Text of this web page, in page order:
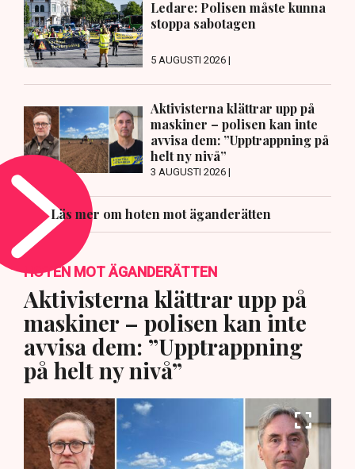
Ledare: Polisen måste kunna
stoppa sabotagen
5 AUGUSTI 2026 |
Aktivisterna klättrar upp på
maskiner – polisen kan inte
avvisa dem: ”Upptrappning på
helt ny nivå”
3 AUGUSTI 2026 |
Läs mer om hoten mot äganderätten
HOTEN MOT ÄGANDERÄTTEN
Aktivisterna klättrar upp på
maskiner – polisen kan inte
avvisa dem: ”Upptrappning
på helt ny nivå”